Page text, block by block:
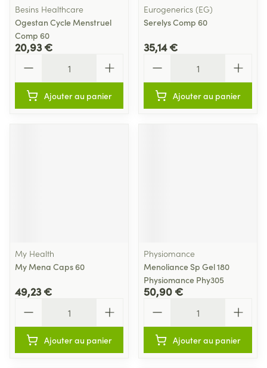
Besins Healthcare
Ogestan Cycle Menstruel
Comp 60
20,93 €
Ajouter au panier
Eurogenerics (EG)
Serelys Comp 60
35,14 €
Ajouter au panier
My Health
My Mena Caps 60
49,23 €
Ajouter au panier
Physiomance
Menoliance Sp Gel 180
Physiomance Phy305
50,90 €
Ajouter au panier